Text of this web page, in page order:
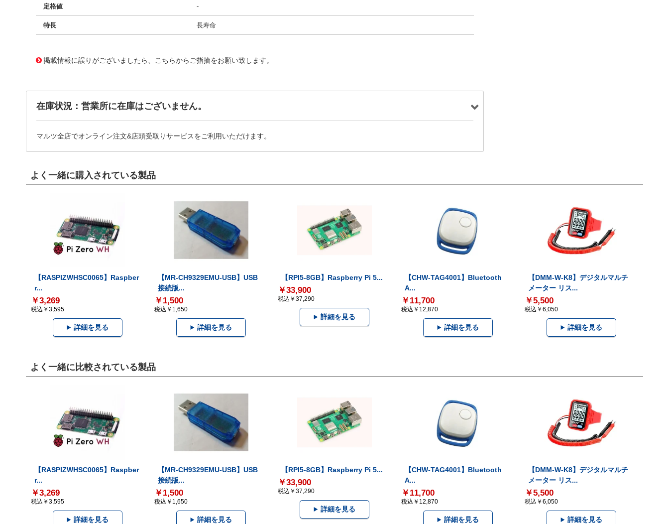
定格値 -
特長 長寿命
掲載情報に誤りがございましたら、こちらからご指摘をお願い致します。
在庫状況：営業所に在庫はございません。
マルツ全店でオンライン注文&店頭受取りサービスをご利用いただけます。
よく一緒に購入されている製品
【RASPIZWHSC0065】Raspber
r...
￥3,269
税込￥3,595
詳細を見る
【MR-CH9329EMU-USB】USB
接続版...
￥1,500
税込￥1,650
詳細を見る
【RPI5-8GB】Raspberry Pi 5...
￥33,900
税込￥37,290
詳細を見る
【CHW-TAG4001】Bluetooth
A...
￥11,700
税込￥12,870
詳細を見る
【DMM-W-K8】デジタルマルチ
メーター リス...
￥5,500
税込￥6,050
詳細を見る
よく一緒に比較されている製品
【RASPIZWHSC0065】Raspber
r...
￥3,269
税込￥3,595
詳細を見る
【MR-CH9329EMU-USB】USB
接続版...
￥1,500
税込￥1,650
詳細を見る
【RPI5-8GB】Raspberry Pi 5...
￥33,900
税込￥37,290
詳細を見る
【CHW-TAG4001】Bluetooth
A...
￥11,700
税込￥12,870
詳細を見る
【DMM-W-K8】デジタルマルチ
メーター リス...
￥5,500
税込￥6,050
詳細を見る